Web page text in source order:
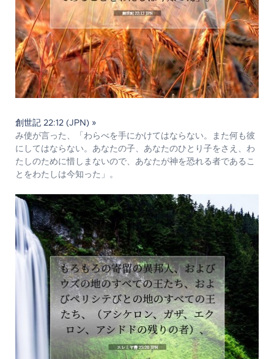
創世記 22:12 (JPN) »
み使が言った、「わらべを手にかけてはならない。また何も彼
にしてはならない。あなたの子、あなたのひとり子をさえ、わ
たしのために惜しまないので、あなたが神を恐れる者であるこ
とをわたしは今知った」。